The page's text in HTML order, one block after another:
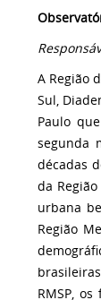
A Região
Sul,
Paulo
segunda
décadas
da
urbana
Região
RMSP,